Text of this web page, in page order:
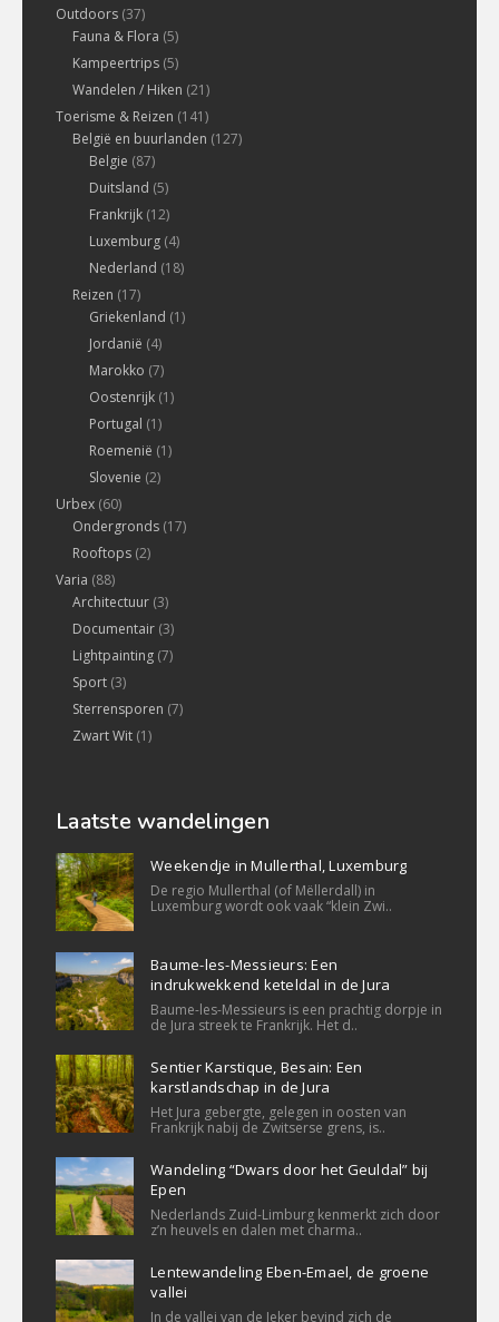
Outdoors (37)
Fauna & Flora (5)
Kampeertrips (5)
Wandelen / Hiken (21)
Toerisme & Reizen (141)
België en buurlanden (127)
Belgie (87)
Duitsland (5)
Frankrijk (12)
Luxemburg (4)
Nederland (18)
Reizen (17)
Griekenland (1)
Jordanië (4)
Marokko (7)
Oostenrijk (1)
Portugal (1)
Roemenië (1)
Slovenie (2)
Urbex (60)
Ondergronds (17)
Rooftops (2)
Varia (88)
Architectuur (3)
Documentair (3)
Lightpainting (7)
Sport (3)
Sterrensporen (7)
Zwart Wit (1)
Laatste wandelingen
Weekendje in Mullerthal, Luxemburg
De regio Mullerthal (of Mëllerdall) in
Luxemburg wordt ook vaak “klein Zwi..
Baume-les-Messieurs: Een
indrukwekkend keteldal in de Jura
Baume-les-Messieurs is een prachtig dorpje in
de Jura streek te Frankrijk. Het d..
Sentier Karstique, Besain: Een
karstlandschap in de Jura
Het Jura gebergte, gelegen in oosten van
Frankrijk nabij de Zwitserse grens, is..
Wandeling “Dwars door het Geuldal” bij
Epen
Nederlands Zuid-Limburg kenmerkt zich door
z’n heuvels en dalen met charma..
Lentewandeling Eben-Emael, de groene
vallei
In de vallei van de Jeker bevind zich de